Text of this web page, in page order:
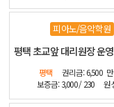
피아노/음악학원
평택 초교앞 대리원장 운
평택 권리금: 6,500
보증금: 3,000 / 230
원